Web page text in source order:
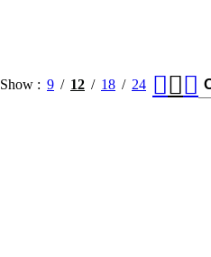
Show 9 12 18 24